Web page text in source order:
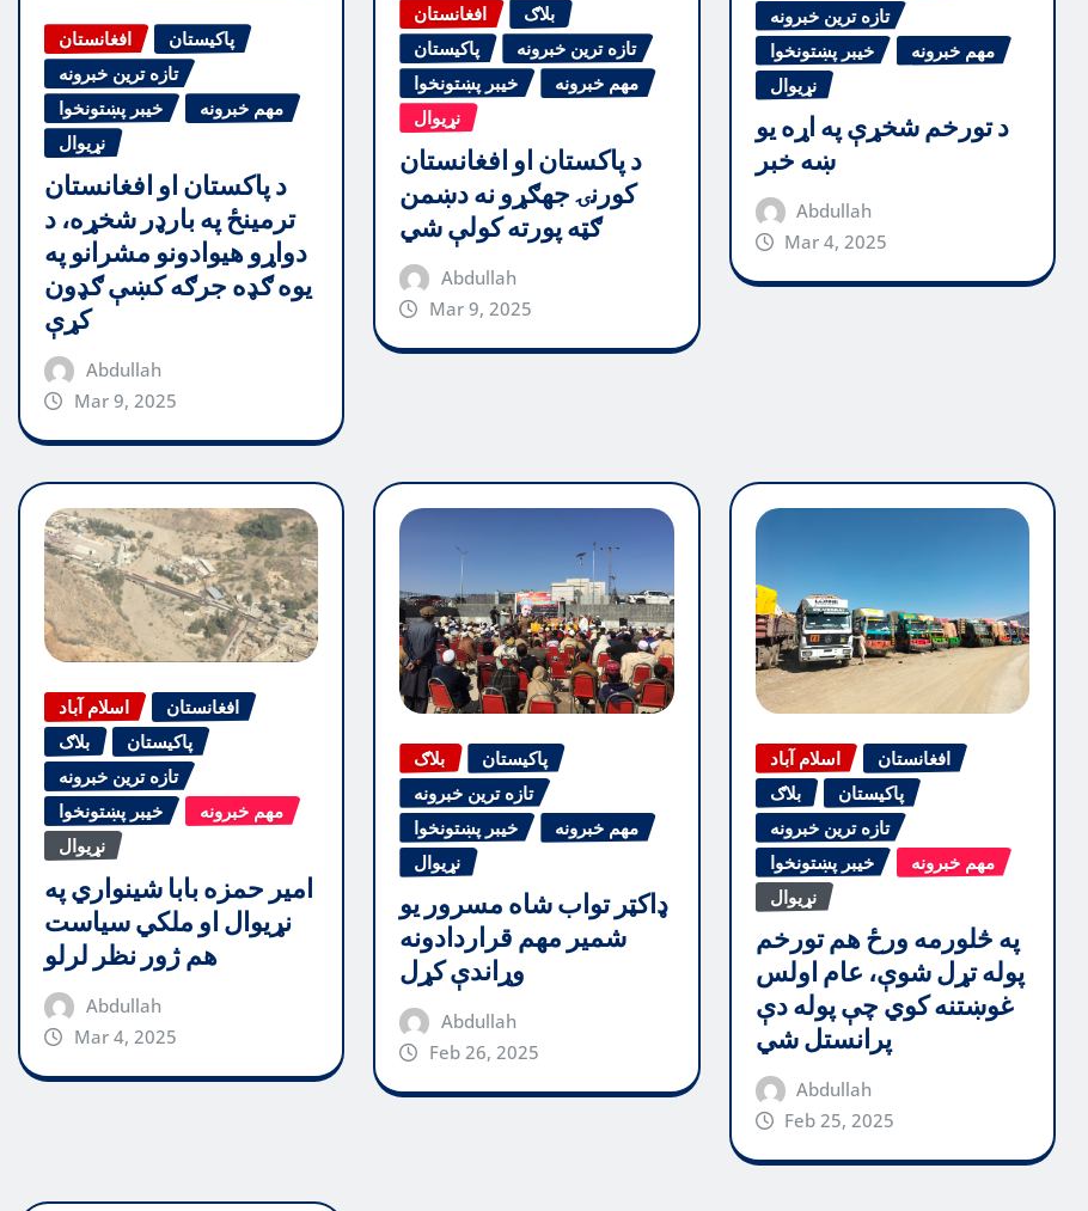
افغانستان
پاکیستان
تازه ترین خبرونه
خیبر پښتونخوا
مهم خبرونه
نړیوال
د پاکستان او افغانستان
ترمینځ په بارډر شخړه، د
دواړو هیوادونو مشرانو په
یوه ګډه جرګه کښې ګډون
کړې
Abdullah
Mar 9, 2025
افغانستان
بلاګ
پاکیستان
تازه ترین خبرونه
خیبر پښتونخوا
مهم خبرونه
نړیوال
د پاکستان او افغانستان
کورنۍ جهګړو نه دښمن
ګټه پورته کولې شي
Abdullah
Mar 9, 2025
تازه ترین خبرونه
خیبر پښتونخوا
مهم خبرونه
نړیوال
د تورخم شخړې په اړه یو
ښه خبر
Abdullah
Mar 4, 2025
اسلام آباد
افغانستان
بلاګ
پاکیستان
تازه ترین خبرونه
خیبر پښتونخوا
مهم خبرونه
نړیوال
امیر حمزه بابا شینواري په
نړیوال او ملکي سیاست
هم ژور نظر لرلو
Abdullah
Mar 4, 2025
بلاګ
پاکیستان
تازه ترین خبرونه
خیبر پښتونخوا
مهم خبرونه
نړیوال
ډاکټر تواب شاه مسرور یو
شمیر مهم قراردادونه
وړاندې کړل
Abdullah
Feb 26, 2025
اسلام آباد
افغانستان
بلاګ
پاکیستان
تازه ترین خبرونه
خیبر پښتونخوا
مهم خبرونه
نړیوال
په څلورمه ورځ هم تورخم
پوله تړل شوې، عام اولس
غوښتنه کوي چې پوله دې
پرانستل شي
Abdullah
Feb 25, 2025